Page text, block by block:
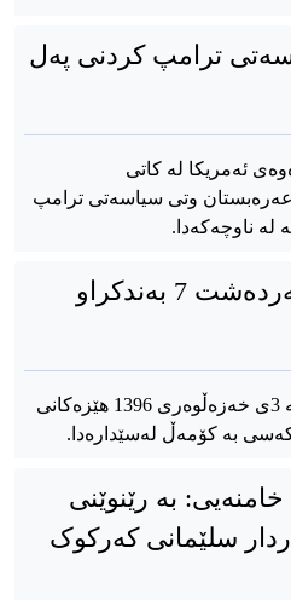
ترامپ کردنی پەل
ئەمریکا لە کاتی
عەرەبستان وتی سیاسەتی ترامپ
لە ناوچەکەدا.
لە گرتووخانەی گەوهەردەشت 7 بەندکراو
بەرەبەیانی رۆژی چوارشەممە 3ی خەزەڵوەری 1396 هێزەکانی
بە رێنوێنی
سلێمانی کەرکوک